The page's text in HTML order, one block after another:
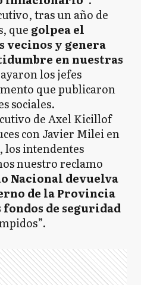
tras un año de
que golpea el
vecinos y genera
en nuestras
los jefes
que publicaron
sociales.
de Axel Kicillof
con Javier Milei en
los intendentes
nuestro reclamo
Nacional devuelva
de la Provincia
fondos de seguridad